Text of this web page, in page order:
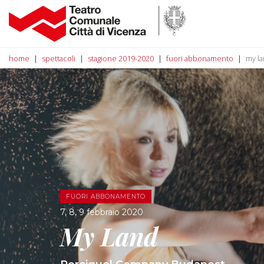
home spettacoli stagione 2019-2020 fuori abbonamento my
FUORI ABBONAMENTO
7, 8, 9 febbraio 2020
My Land